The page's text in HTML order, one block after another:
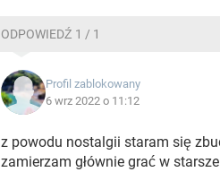
ODPOWIEDŹ 1 / 1
Profil zablokowany
6 wrz 2022 o 11:12
z powodu nostalgii staram się
zamierzam głównie grać w